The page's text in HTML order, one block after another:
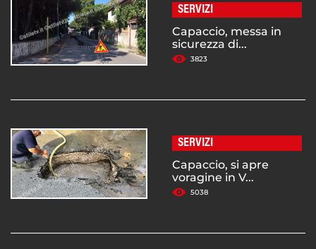
SERVIZI
Capaccio, messa in
sicurezza di...
3823
SERVIZI
Capaccio, si apre
voragine in V...
5038